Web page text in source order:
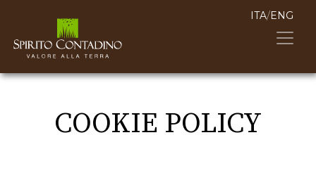
ITA/ENG
COOKIE POLICY